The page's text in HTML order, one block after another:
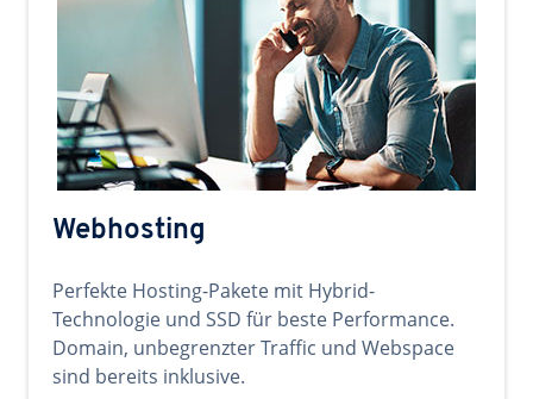
Webhosting
Perfekte Hosting-Pakete mit Hybrid-
Technologie und SSD für beste Performance.
Domain, unbegrenzter Traffic und Webspace
sind bereits inklusive.